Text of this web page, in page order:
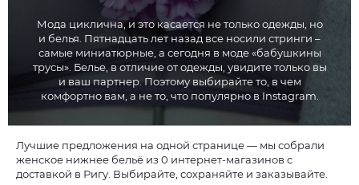
Мода циклична, и это касается не только одежды, но
и белья. Пятнадцать лет назад все носили стринги –
самые миниатюрные, а сегодня в моде «бабушкины
трусы». Белье, в отличие от одежды, увидите только вы
и ваш партнер. Поэтому выбирайте то, в чем
комфортно вам, а не то, что популярно в Instagram.
Лучшие предложения на одной странице — мы собрали
женское нижнее бельё из 0 интернет-магазинов с
доставкой в Ригу. Выбирайте, сохраняйте и заказывайте.